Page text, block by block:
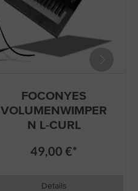
FOCONYES
VOLUMENWIMPER
N L-CURL
49,00 €*
Details